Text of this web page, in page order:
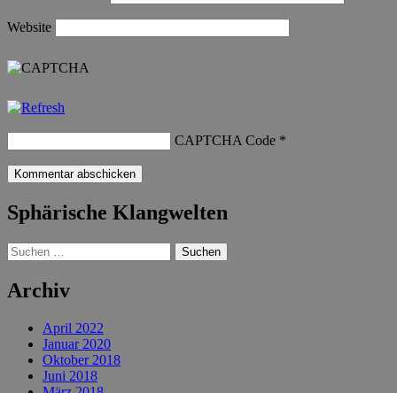
Website
CAPTCHA Code *
Sphärische Klangwelten
Suchen
nach:
Archiv
April 2022
Januar 2020
Oktober 2018
Juni 2018